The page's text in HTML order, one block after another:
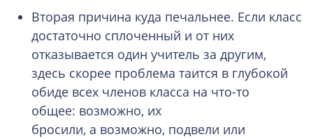
Вторая причина куда печальнее. Если класс
достаточно сплоченный и от них
отказывается один учитель за другим,
здесь скорее проблема таится в глубокой
обиде всех членов класса на что-то
общее: возможно, их
бросили, а возможно, подвели или